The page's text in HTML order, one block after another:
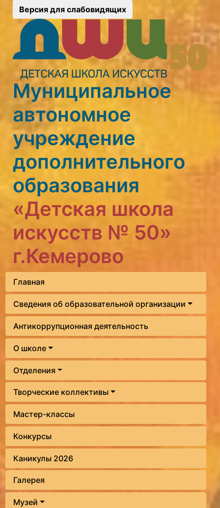
Версия для слабовидящих
Муниципальное
автономное
учреждение
дополнительного
образования
«Детская школа
искусств № 50»
г.Кемерово
Главная
Сведения об образовательной организации
Антикоррупционная деятельность
О школе
Отделения
Творческие коллективы
Мастер-классы
Конкурсы
Каникулы 2026
Галерея
Музей